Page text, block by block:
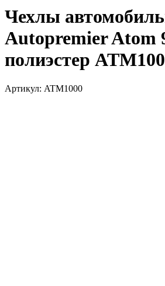
Чехлы
Autopremier Atom
полиэстер
Артикул: ATM1000